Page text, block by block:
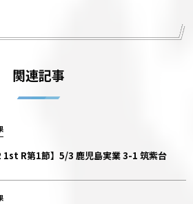
関連記事
1st R第1節】5/3 鹿児島実業 3-1 筑紫台